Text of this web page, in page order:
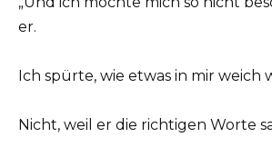
er.
Ich spürte, wie etwas in mir weich
Nicht, weil er die richtigen Worte